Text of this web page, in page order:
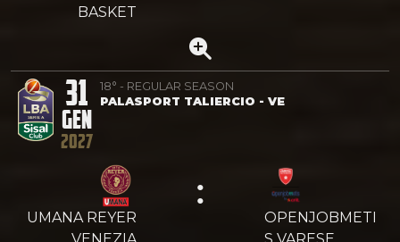
BASKET
31
GEN
2027
18° - REGULAR SEASON
PALASPORT TALIERCIO - VE
UMANA REYER
:
OPENJOBMETI